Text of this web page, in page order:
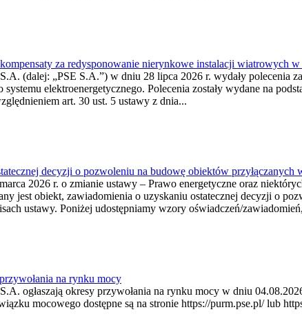
za redysponowanie nierynkowe instalacji wiatrowych
(dalej: „PSE S.A.”) w dniu 28 lipca 2026 r. wydały
elektroenergetycznego. Polecenia zostały wydane na
art. 30 ust. 5 ustawy z dnia...
decyzji o pozwoleniu na budowę obiektów przyłączanych
2026 r. o zmianie ustawy – Prawo energetyczne oraz
jest obiekt, zawiadomienia o uzyskaniu ostatecznej decyzji o
ustawy. Poniżej udostępniamy wzory oświadczeń/
na rynku mocy
ogłaszają okresy przywołania na rynku mocy w dniu
mocowego dostępne są na stronie https://purm.pse.pl/ lub